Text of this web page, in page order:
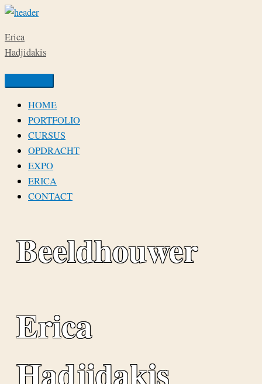
Ga
de
inhoud
Erica
Hadjidakis
HOME
PORTFOLIO
CURSUS
OPDRACHT
EXPO
ERICA
CONTACT
Beeldhouwer
Erica
Hadjidakis